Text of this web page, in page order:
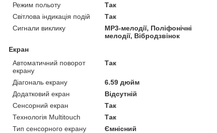
Режим польоту
Так
Світлова індикація подій
Так
Сигнали виклику
MP3-мелодії, Поліфонічні
мелодії, Вібродзвінок
Екран
Автоматичний поворот
екрану
Так
Діагональ екрану
6.59 дюйм
Додатковий екран
Відсутній
Сенсорний екран
Так
Технологія Multitouch
Так
Тип сенсорного екрану
Ємнісний